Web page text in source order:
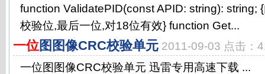
function ValidatePID(const APID: string): string;
校验位,最后一位,对18位有效} function Get...
一位图图像CRC校验单元 2011-09-03 点击：
一位图图像CRC校验单元 迅雷专用高速下载 ...